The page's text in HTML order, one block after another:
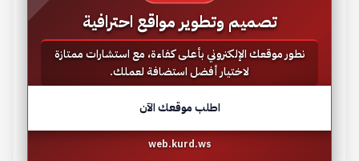
تصميم وتطوير مواقع احترافية
نطور موقعك الإلكتروني بأعلى كفاءة، مع استشارات ممتازة
لاختيار أفضل استضافة لعملك.
اطلب موقعك الآن
web.kurd.ws